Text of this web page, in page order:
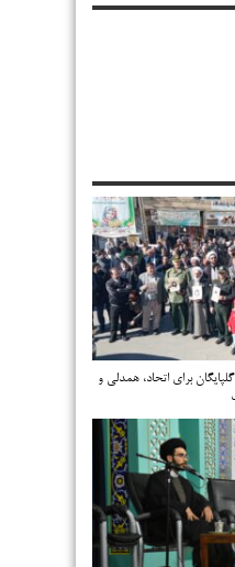
برای اتحاد، همدلی و